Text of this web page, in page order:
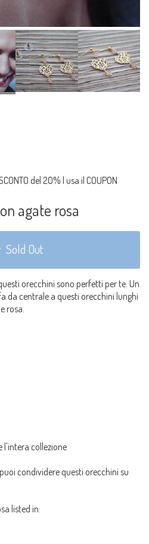
del 20% | usa il COUPON
agate rosa
Sold Out
orecchini sono perfetti per te. Un
da centrale a questi orecchini lunghi
rosa.
l'intera collezione
condividere questi orecchini su
listed in: